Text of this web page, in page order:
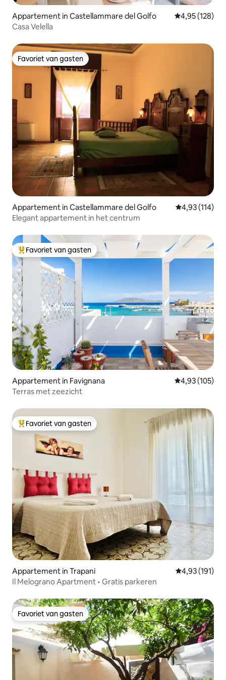
Appartement in Castellammare del Golfo Gemiddelde
4,95 (128)
Casa Velella
Favoriet van gasten
Favoriet van gasten
Appartement in Castellammare del Golfo Gemiddelde
4,93 (114)
Elegant appartement in het centrum
Topfavoriet van gasten
Favoriet van gasten
Appartement in Favignana Gemiddelde
4,93 (105)
Terras met zeezicht
Topfavoriet van gasten
Favoriet van gasten
Appartement in Trapani Gemiddelde
4,93 (191)
Il Melograno Apartment • Gratis parkeren
Favoriet van gasten
Favoriet van gasten